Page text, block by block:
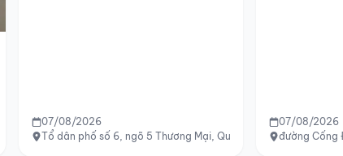
Sa, TP.HCM
07/08/2026
Tổ dân phố số 6, ngõ 5 Thương Mại, Quang Lãm, Phú Lương,
07/08/2026
đường Cống